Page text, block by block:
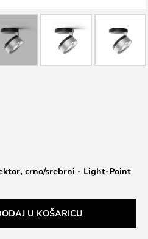
crno/srebrni - Light-Point
U KOŠARICU